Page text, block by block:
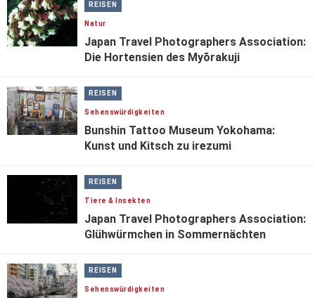
REISEN
Natur
Japan Travel Photographers Association:
Die Hortensien des Myōrakuji
REISEN
Sehenswürdigkeiten
Bunshin Tattoo Museum Yokohama:
Kunst und Kitsch zu irezumi
REISEN
Tiere & Insekten
Japan Travel Photographers Association:
Glühwürmchen in Sommernächten
REISEN
Sehenswürdigkeiten